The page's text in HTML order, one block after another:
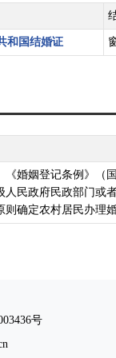
和国结婚证
《婚姻登记条例》（
人民政府民政部门或
则确定农村居民办理
号